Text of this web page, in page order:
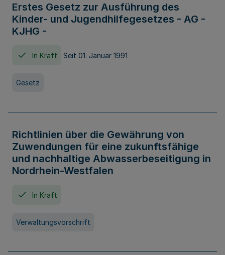
Erstes Gesetz zur Ausführung des
Kinder- und Jugendhilfegesetzes - AG -
KJHG -
In Kraft Seit 01. Januar 1991
Gesetz
Richtlinien über die Gewährung von
Zuwendungen für eine zukunftsfähige
und nachhaltige Abwasserbeseitigung in
Nordrhein-Westfalen
In Kraft
Verwaltungsvorschrift